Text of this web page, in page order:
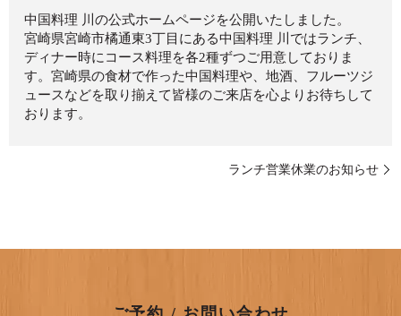
中国料理 川の公式ホームページを公開いたしました。
宮崎県宮崎市橘通東3丁目にある中国料理 川ではランチ、
ディナー時にコース料理を各2種ずつご用意しておりま
す。宮崎県の食材で作った中国料理や、地酒、フルーツジ
ュースなどを取り揃えて皆様のご来店を心よりお待ちして
おります。
ランチ営業休業のお知らせ